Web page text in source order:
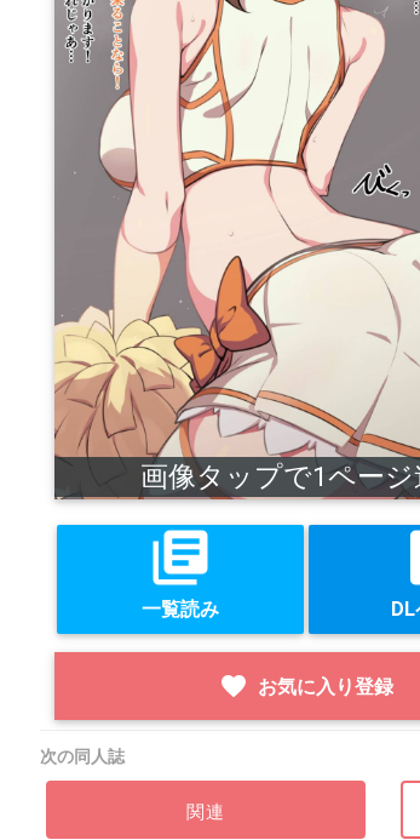
画像タップで1ページ
library_books
一覧読み
favorite お気に入り登録
次の同人誌
関連